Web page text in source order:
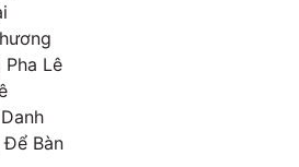
Pha Lê
Để Bàn